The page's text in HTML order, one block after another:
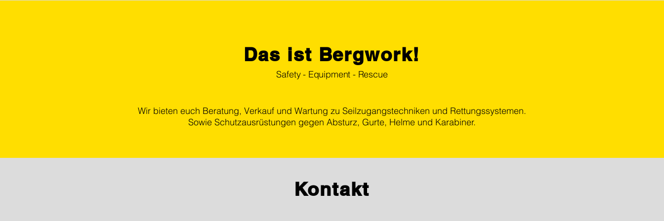
Das ist Bergwork!
Safety - Equipment - Rescue
Wir bieten euch Beratung, Verkauf und Wartung zu Seilzugangstechniken und Rettungssystemen.
Sowie Schutzausrüstungen gegen Absturz, Gurte, Helme und Karabiner.
Kontakt